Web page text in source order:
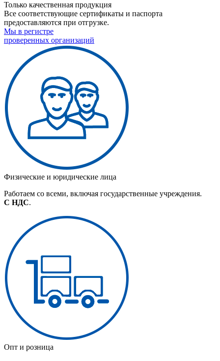
Только качественная продукция
Все соответствующие сертификаты и паспорта
предоставляются при отгрузке.
Мы в регистре
проверенных организаций
Физические и юридические лица
Работаем со всеми, включая государственные учреждения.
С НДС.
Опт и розница